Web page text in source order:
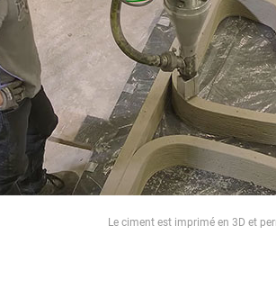
Le ciment est imprimé en 3D et